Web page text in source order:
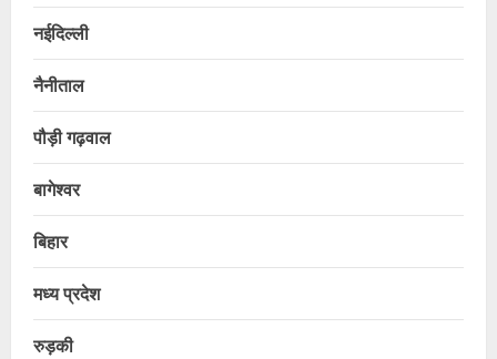
नईदिल्ली
नैनीताल
पौड़ी गढ़वाल
बागेश्वर
बिहार
मध्य प्रदेश
रुड़की